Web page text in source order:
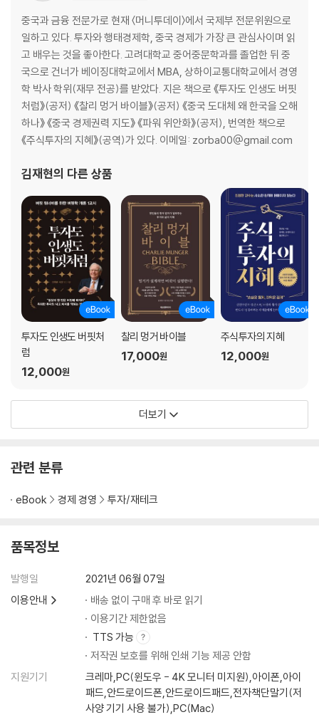
중국과 금융 전문가로 현재 〈머니투데이〉에서 국제부 전문위원으로
일하고 있다. 투자와 행태경제학, 중국 경제가 가장 큰 관심사이며 읽
고 배우는 것을 좋아한다. 고려대학교 중어중문학과를 졸업한 뒤 중
국으로 건너가 베이징대학교에서 MBA, 상하이교통대학교에서 경영
학 박사 학위(재무 전공)를 받았다. 지은 책으로 《투자도 인생도 버핏
처럼》(공저) 《찰리 멍거 바이블》(공저) 《중국 도대체 왜 한국을 오해
하나》 《중국 경제권력 지도》 《파워 위안화》(공저), 번역한 책으로
《주식투자의 지혜》(공역)가 있다. 이메일: zorba00@gmail.com
김재현의 다른 상품
투자도 인생도 버핏처
럼
12,000원
찰리 멍거 바이블
17,000원
주식투자의 지혜
12,000원
더보기
관련 분류
eBook 경제 경영 투자/재테크
품목정보
발행일
2021년 06월 07일
이용안내
배송 없이 구매 후 바로 읽기
이용기간 제한없음
TTS 가능
저작권 보호를 위해 인쇄 기능 제공 안함
지원기기
크레마,PC(윈도우 - 4K 모니터 미지원),아이폰,아이
패드,안드로이드폰,안드로이드패드,전자책단말기(저
사양 기기 사용 불가),PC(Mac)